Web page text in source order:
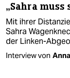
„Sahra
Mit ihrer
Sahra
der Linken-
Interview von